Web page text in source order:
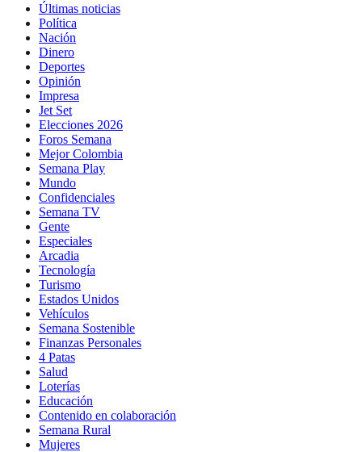
Últimas noticias
Política
Nación
Dinero
Deportes
Opinión
Impresa
Jet Set
Elecciones 2026
Foros Semana
Mejor Colombia
Semana Play
Mundo
Confidenciales
Semana TV
Gente
Especiales
Arcadia
Tecnología
Turismo
Estados Unidos
Vehículos
Semana Sostenible
Finanzas Personales
4 Patas
Salud
Loterías
Educación
Contenido en colaboración
Semana Rural
Mujeres